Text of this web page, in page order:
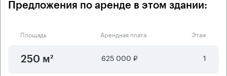
Предложения по аренде в этом здании:
Площадь Арендная плата Этаж
250 м² 625 000 ₽ 1